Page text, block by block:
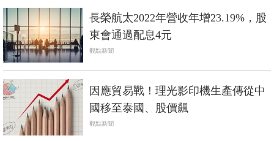
長榮航太2022年營收年增23.19%，股
東會通過配息4元
觀點新聞
因應貿易戰！理光影印機生產傳從中
國移至泰國、股價飆
觀點新聞